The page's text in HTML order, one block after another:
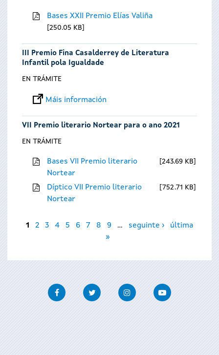
Bases XXII Premio Elías Valiña
250.05 KB
III Premio Fina Casalderrey de Literatura
Infantil pola Igualdade
EN TRÁMITE
Máis información
VII Premio literario Nortear para o ano 2021
EN TRÁMITE
Bases VII Premio literario
Nortear
243.69 KB
Díptico VII Premio literario
Nortear
752.71 KB
Páxinas
1 2 3 4 5 6 7 8 9 … seguinte ›
última
»
FacebookTwitter InstagramYoutube